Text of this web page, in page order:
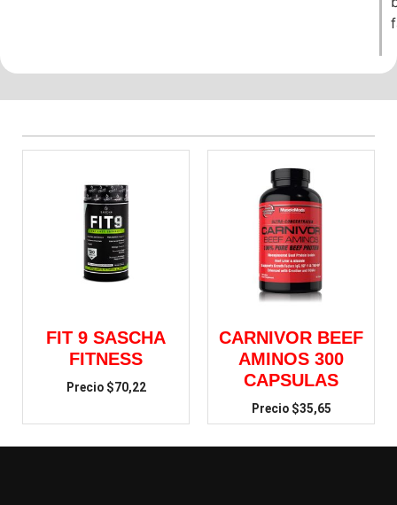
FIT 9 SASCHA
FITNESS
$70,22
CARNIVOR BEEF
AMINOS 300
CAPSULAS
$35,65